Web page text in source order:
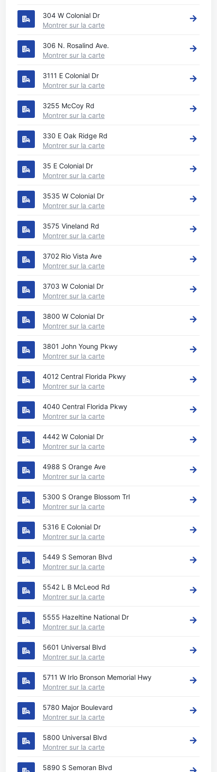
304 W Colonial Dr
Montrer sur la carte
306 N. Rosalind Ave.
Montrer sur la carte
3111 E Colonial Dr
Montrer sur la carte
3255 McCoy Rd
Montrer sur la carte
330 E Oak Ridge Rd
Montrer sur la carte
35 E Colonial Dr
Montrer sur la carte
3535 W Colonial Dr
Montrer sur la carte
3575 Vineland Rd
Montrer sur la carte
3702 Rio Vista Ave
Montrer sur la carte
3703 W Colonial Dr
Montrer sur la carte
3800 W Colonial Dr
Montrer sur la carte
3801 John Young Pkwy
Montrer sur la carte
4012 Central Florida Pkwy
Montrer sur la carte
4040 Central Florida Pkwy
Montrer sur la carte
4442 W Colonial Dr
Montrer sur la carte
4988 S Orange Ave
Montrer sur la carte
5300 S Orange Blossom Trl
Montrer sur la carte
5316 E Colonial Dr
Montrer sur la carte
5449 S Semoran Blvd
Montrer sur la carte
5542 L B McLeod Rd
Montrer sur la carte
5555 Hazeltine National Dr
Montrer sur la carte
5601 Universal Blvd
Montrer sur la carte
5711 W Irlo Bronson Memorial Hwy
Montrer sur la carte
5780 Major Boulevard
Montrer sur la carte
5800 Universal Blvd
Montrer sur la carte
5890 S Semoran Blvd